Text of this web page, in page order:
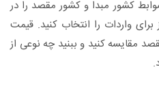
کشور مبدا و کشور مقصد را در
برای واردات را انتخاب کنید. قیمت
مقایسه کنید و ببنید چه نوعی از